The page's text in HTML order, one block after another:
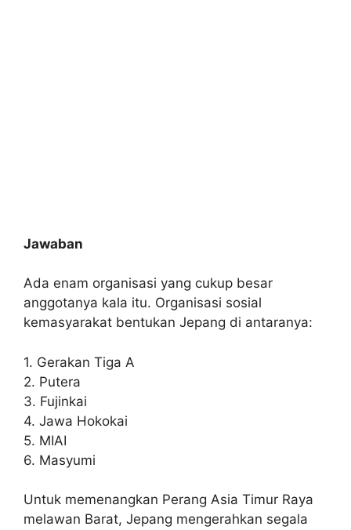
Jawaban
Ada enam organisasi yang cukup besar
anggotanya kala itu. Organisasi sosial
kemasyarakat bentukan Jepang di antaranya:
1. Gerakan Tiga A
2. Putera
3. Fujinkai
4. Jawa Hokokai
5. MIAI
6. Masyumi
Untuk memenangkan Perang Asia Timur Raya
melawan Barat, Jepang mengerahkan segala